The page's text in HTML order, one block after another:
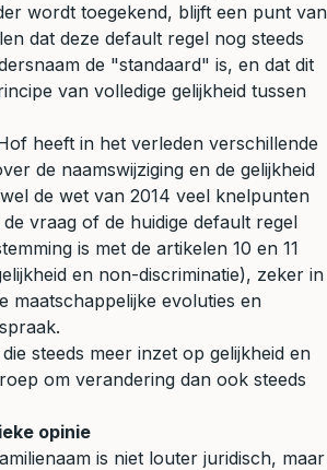
wordt toegekend, blijft een punt van
dat deze default regel nog steeds
de "standaard" is, en dat dit
van volledige gelijkheid tussen
heeft in het verleden verschillende
de naamswijziging en de gelijkheid
de wet van 2014 veel knelpunten
vraag of de huidige default regel
is met de artikelen 10 en 11
en non-discriminatie), zeker in
maatschappelijke evoluties en
steeds meer inzet op gelijkheid en
om verandering dan ook steeds
opinie
is niet louter juridisch, maar